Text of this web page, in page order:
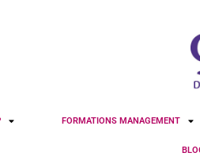
FORMATIONS MANAGEMENT